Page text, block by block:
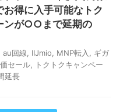
お得に入手可能なトク
ンが○○まで延期の
au回線 IIJmio MNP転入
ギガ
セール
トクトクキャンペー
延長